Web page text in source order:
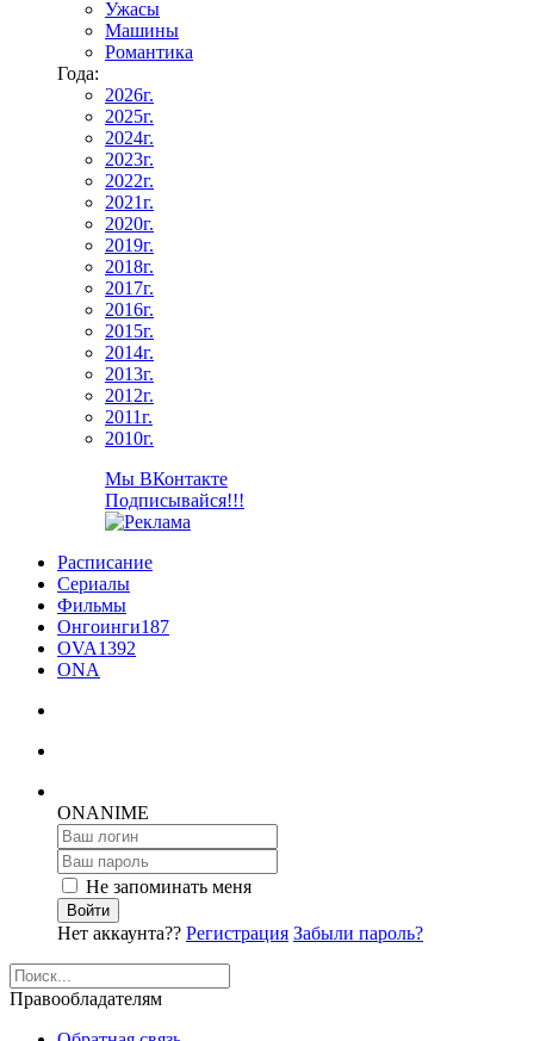
Ужасы
Машины
Романтика
Года:
2026г.
2025г.
2024г.
2023г.
2022г.
2021г.
2020г.
2019г.
2018г.
2017г.
2016г.
2015г.
2014г.
2013г.
2012г.
2011г.
2010г.
Мы ВКонтакте
Подписывайся!!!
Расписание
Сериалы
Фильмы
Онгоинги187
OVA1392
ONA
ONANIME
Не запоминать меня
Войти
Нет аккаунта?? Регистрация Забыли пароль?
Правообладателям